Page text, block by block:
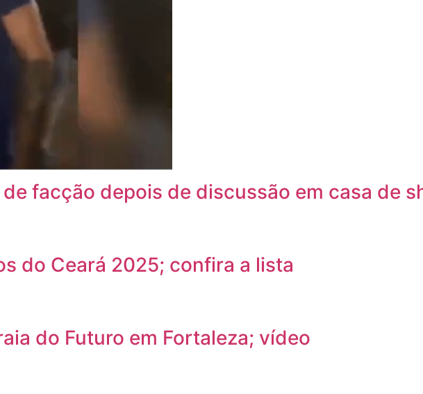
facção depois de discussão em casa de
do Ceará 2025; confira a lista
do Futuro em Fortaleza; vídeo